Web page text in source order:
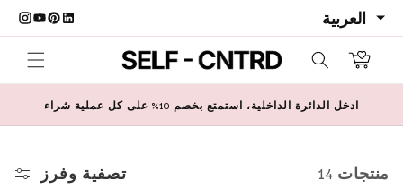
تخطي إلى
التسوق
ادخل الدائرة الداخلية، استمتع بخصم 10% على كل عملية شراء
تصفية وفرز 14 منتجات